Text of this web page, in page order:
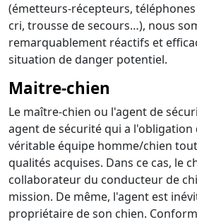
(émetteurs-récepteurs,
cri, trousse de secours…), nous
remarquablement réactifs et
situation de danger potentiel.
Maitre-chien
Le maître-chien ou l'agent de
agent de sécurité qui a
véritable équipe homme/chien
qualités acquises. Dans ce cas, le
collaborateur du conducteur de
mission. De même, l'agent est
propriétaire de son chien.